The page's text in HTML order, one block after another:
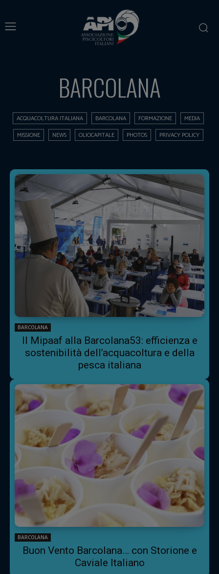
BARCOLANA
ACQUACOLTURA ITALIANA BARCOLANA FORMAZIONE
MEDIA
MISSIONE
NEWS OLIOCAPITALE PHOTOS PRIVACY POLICY
BARCOLANA
Il Mipaaf alla Barcolana53: efficienza e
sostenibilità dell’acquacoltura e della
pesca italiana
BARCOLANA
Buon Vento Barcolana… con Storione e
Caviale Italiano